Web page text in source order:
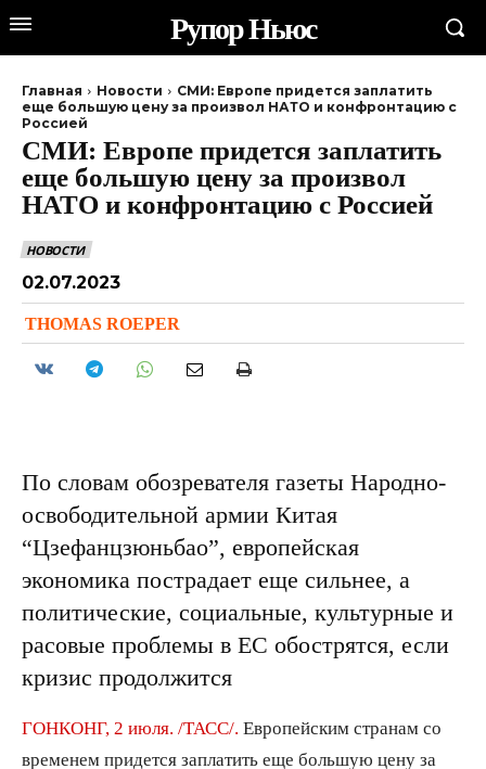
Рупор Ньюс
Главная Новости
СМИ: Европе придется заплатить
еще большую цену за произвол НАТО и конфронтацию с
Россией
СМИ: Европе придется заплатить
еще большую цену за произвол
НАТО и конфронтацию с Россией
НОВОСТИ
02.07.2023
THOMAS ROEPER
По словам обозревателя газеты Народно-
освободительной армии Китая
“Цзефанцзюньбао”, европейская
экономика пострадает еще сильнее, а
политические, социальные, культурные и
расовые проблемы в ЕС обострятся, если
кризис продолжится
ГОНКОНГ, 2 июля. /ТАСС/. Европейским странам со
временем придется заплатить еще большую цену за